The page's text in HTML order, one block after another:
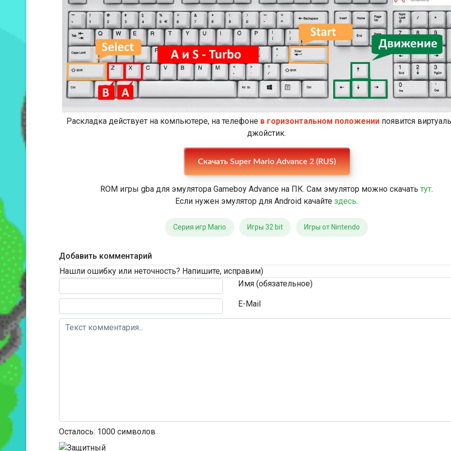
Раскладка действует на компьютере, на телефоне в горизонтальном положениипоявится
джойстик.
Скачать Super Mario Advance 2 (RUS)
ROM игры gba для эмулятора Gameboy Advance на ПК. Сам эмулятор можно скачать тут.
Если нужен эмулятор для Android качайте здесь.
Серия игр Mario Игры 32 bit Игры от Nintendo
Добавить комментарий
Нашли ошибку или неточность? Напишите, исправим)
Имя (обязательное)
E-Mail
Текст комментария
Осталось: 1000 символов